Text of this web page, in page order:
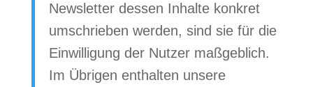
Newsletter dessen Inhalte konkret
umschrieben werden, sind sie für die
Einwilligung der Nutzer maßgeblich.
Im Übrigen enthalten unsere